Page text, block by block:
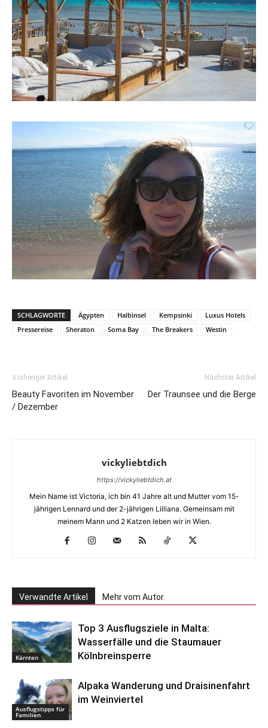
SCHLAGWORTE Ägypten Halbinsel Kempsinki
Luxus Hotels
Pressereise
Sheraton Soma Bay The Breakers Westin
Vorheriger Artikel
Beauty Favoriten im November
/ Dezember
Nächster Artikel
Der Traunsee und die Berge
vickyliebtdich
https://vickyliebtdich.at
Mein Name ist Victoria, ich bin 41 Jahre alt und Mutter vom 15-
jährigen Lennard und der 2-jährigen Lilliana. Gemeinsam mit
meinem Mann und 2 Katzen leben wir in Wien.
Verwandte Artikel Mehr vom Autor
Kärnten
Top 3 Ausflugsziele in Malta:
Wasserfälle und die Staumauer
Kölnbreinsperre
Ausflugstipps für
Familien
Alpaka Wanderung und Draisinenfahrt
im Weinviertel